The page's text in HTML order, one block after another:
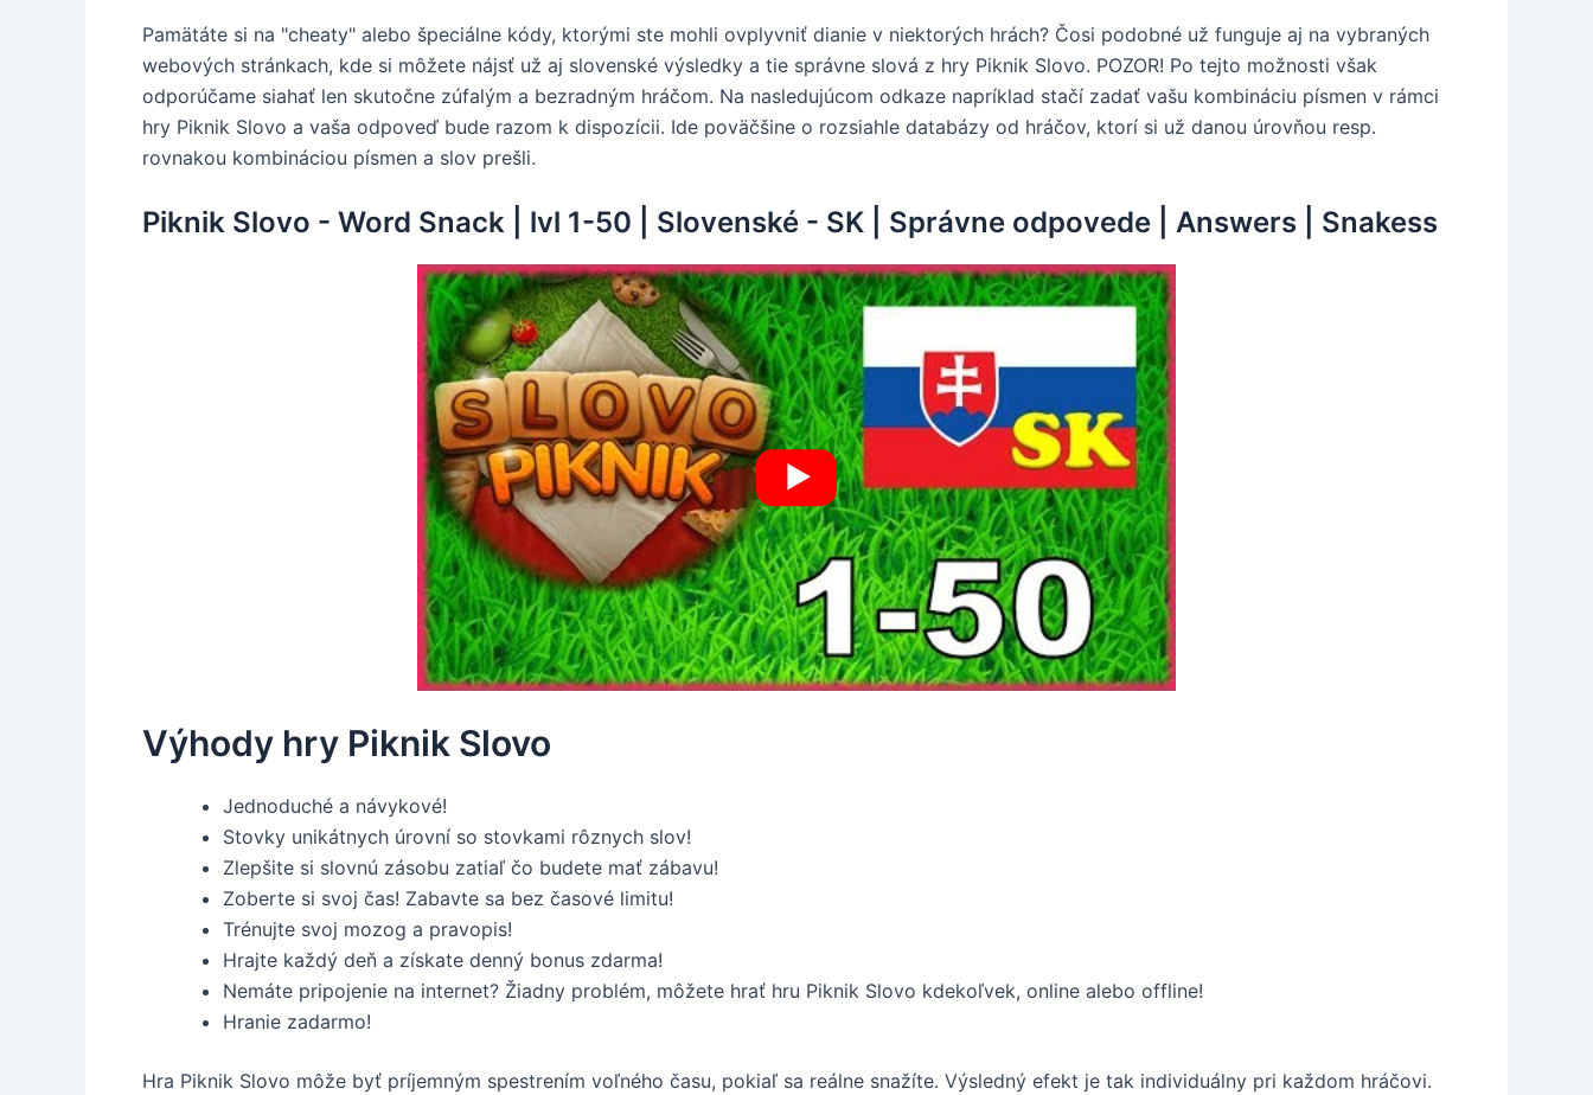
Pamätáte si na "cheaty" alebo špeciálne kódy, ktorými ste mohli ovplyvniť dianie v niektorých hrách? Čosi podobné už funguje aj na vybraných
webových stránkach, kde si môžete nájsť už aj slovenské výsledky a tie správne slová z hry Piknik Slovo. POZOR! Po tejto možnosti však
odporúčame siahať len skutočne zúfalým a bezradným hráčom. Na nasledujúcom odkaze napríklad stačí zadať vašu kombináciu písmen v rámci
hry Piknik Slovo a vaša odpoveď bude razom k dispozícii. Ide poväčšine o rozsiahle databázy od hráčov, ktorí si už danou úrovňou resp.
rovnakou kombináciou písmen a slov prešli.
Piknik Slovo - Word Snack | lvl 1-50 | Slovenské - SK | Správne odpovede | Answers | Snakess
Výhody hry Piknik Slovo
Jednoduché a návykové!
Stovky unikátnych úrovní so stovkami rôznych slov!
Zlepšite si slovnú zásobu zatiaľ čo budete mať zábavu!
Zoberte si svoj čas! Zabavte sa bez časové limitu!
Trénujte svoj mozog a pravopis!
Hrajte každý deň a získate denný bonus zdarma!
Nemáte pripojenie na internet? Žiadny problém, môžete hrať hru Piknik Slovo kdekoľvek, online alebo offline!
Hranie zadarmo!
Hra Piknik Slovo môže byť príjemným spestrením voľného času, pokiaľ sa reálne snažíte. Výsledný efekt je tak individuálny pri každom hráčovi.